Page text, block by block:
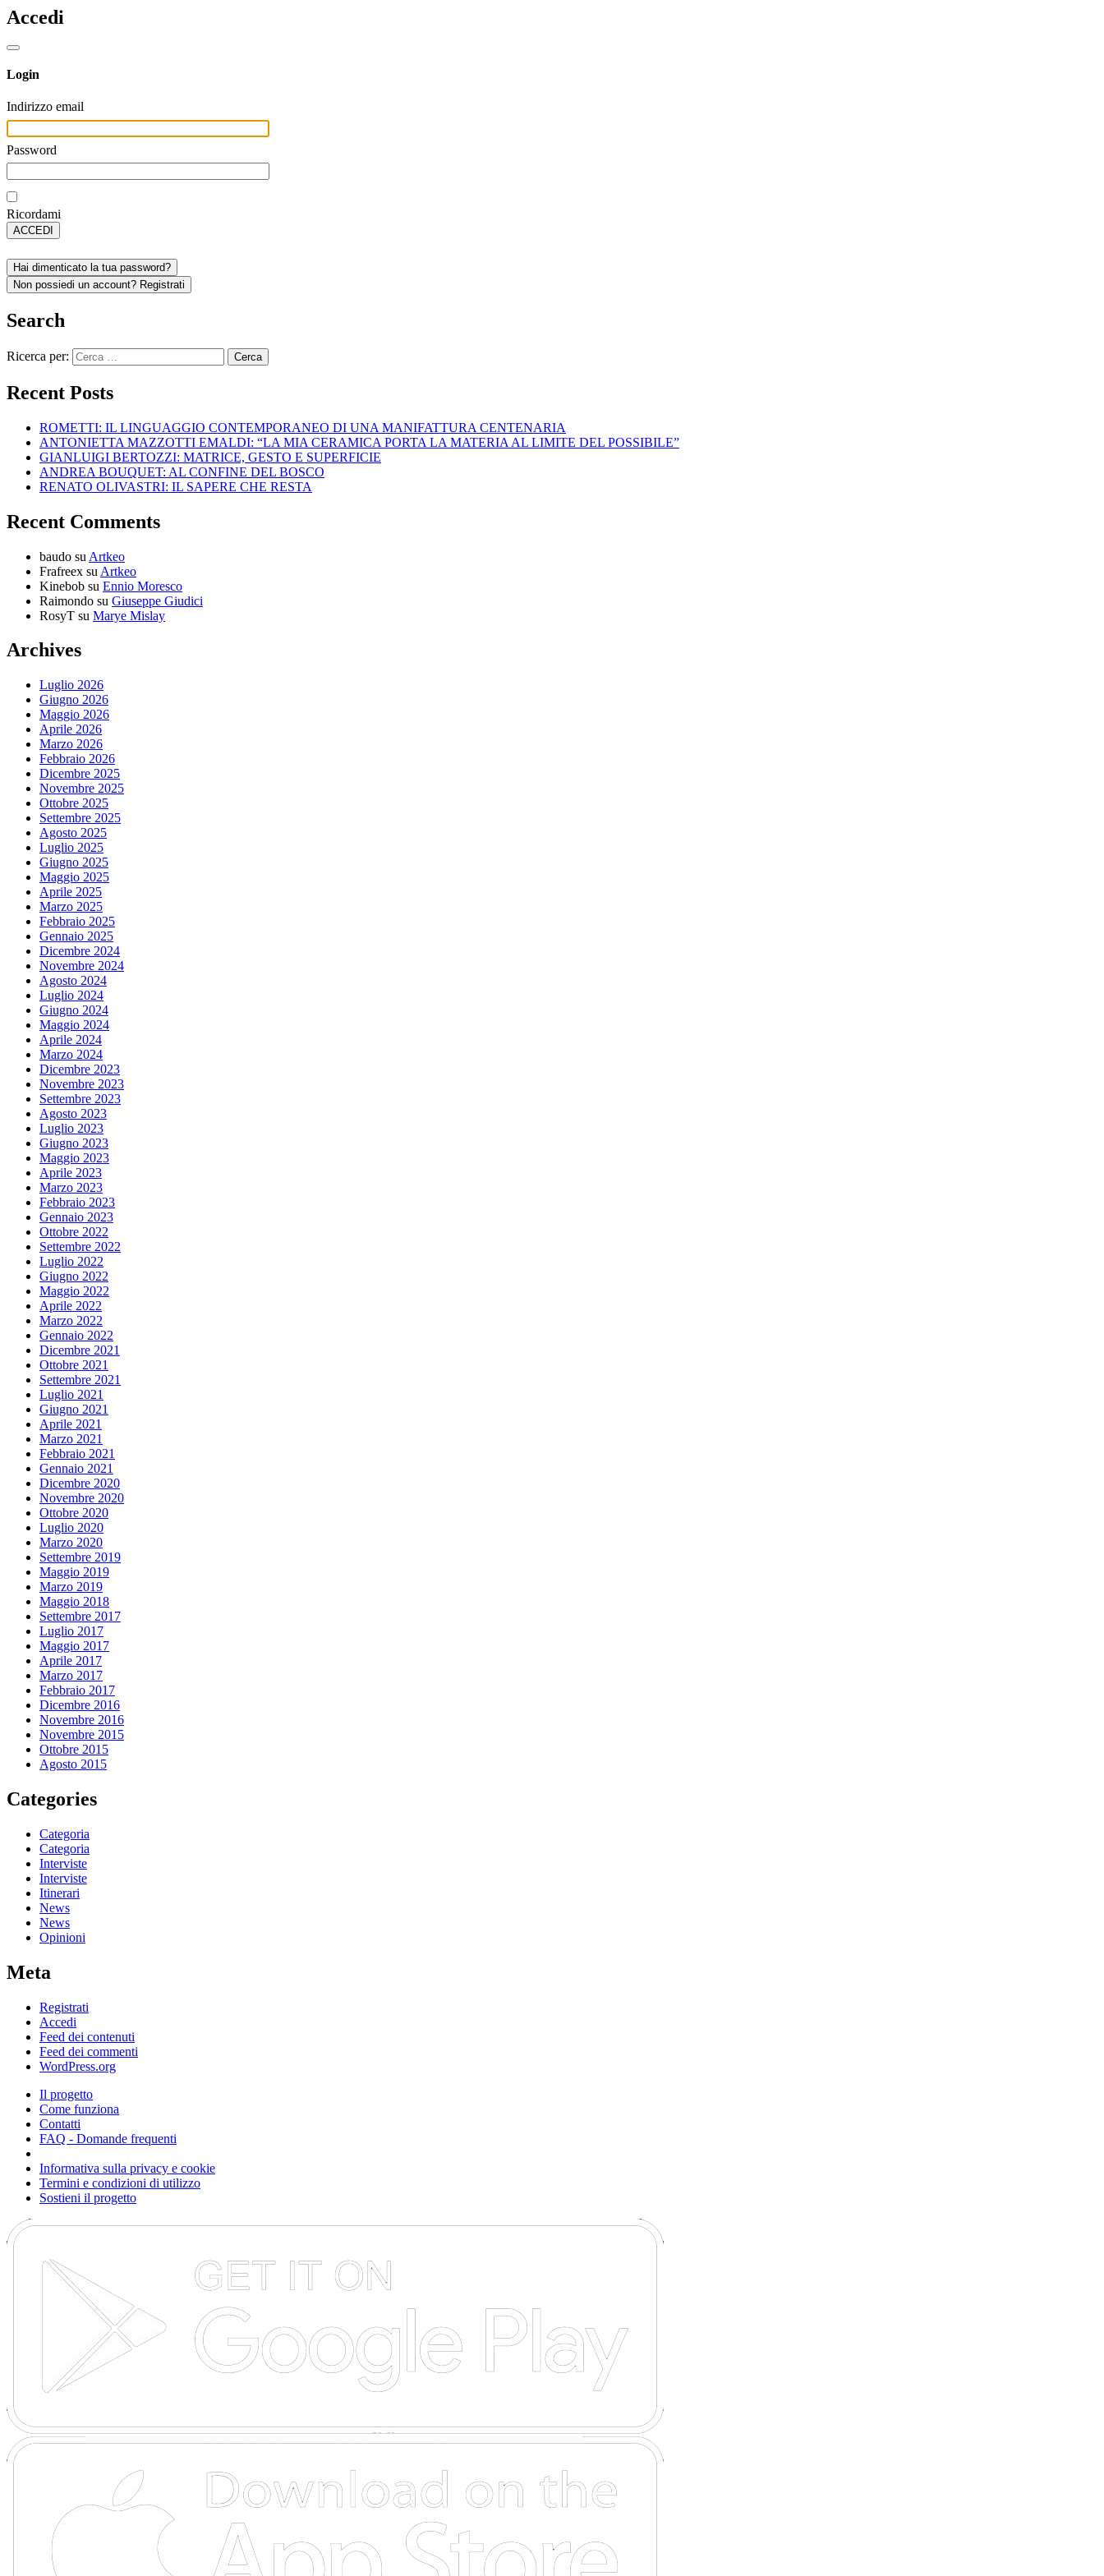
Accedi
Login
Indirizzo email
Password
Ricordami
ACCEDI
Hai dimenticato la tua password?
Non possiedi un account? Registrati
Search
Ricerca per:
Recent Posts
ROMETTI: IL LINGUAGGIO CONTEMPORANEO DI UNA MANIFATTURA CENTENARIA
ANTONIETTA MAZZOTTI EMALDI: “LA MIA CERAMICA PORTA LA MATERIA AL LIMITE DEL POSSIBILE”
GIANLUIGI BERTOZZI: MATRICE, GESTO E SUPERFICIE
ANDREA BOUQUET: AL CONFINE DEL BOSCO
RENATO OLIVASTRI: IL SAPERE CHE RESTA
Recent Comments
baudo su Artkeo
Frafreex su Artkeo
Kinebob su Ennio Moresco
Raimondo su Giuseppe Giudici
RosyT su Marye Mislay
Archives
Luglio 2026
Giugno 2026
Maggio 2026
Aprile 2026
Marzo 2026
Febbraio 2026
Dicembre 2025
Novembre 2025
Ottobre 2025
Settembre 2025
Agosto 2025
Luglio 2025
Giugno 2025
Maggio 2025
Aprile 2025
Marzo 2025
Febbraio 2025
Gennaio 2025
Dicembre 2024
Novembre 2024
Agosto 2024
Luglio 2024
Giugno 2024
Maggio 2024
Aprile 2024
Marzo 2024
Dicembre 2023
Novembre 2023
Settembre 2023
Agosto 2023
Luglio 2023
Giugno 2023
Maggio 2023
Aprile 2023
Marzo 2023
Febbraio 2023
Gennaio 2023
Ottobre 2022
Settembre 2022
Luglio 2022
Giugno 2022
Maggio 2022
Aprile 2022
Marzo 2022
Gennaio 2022
Dicembre 2021
Ottobre 2021
Settembre 2021
Luglio 2021
Giugno 2021
Aprile 2021
Marzo 2021
Febbraio 2021
Gennaio 2021
Dicembre 2020
Novembre 2020
Ottobre 2020
Luglio 2020
Marzo 2020
Settembre 2019
Maggio 2019
Marzo 2019
Maggio 2018
Settembre 2017
Luglio 2017
Maggio 2017
Aprile 2017
Marzo 2017
Febbraio 2017
Dicembre 2016
Novembre 2016
Novembre 2015
Ottobre 2015
Agosto 2015
Categories
Categoria
Categoria
Interviste
Interviste
Itinerari
News
News
Opinioni
Meta
Registrati
Accedi
Feed dei contenuti
Feed dei commenti
WordPress.org
Il progetto
Come funziona
Contatti
FAQ - Domande frequenti
Informativa sulla privacy e cookie
Termini e condizioni di utilizzo
Sostieni il progetto